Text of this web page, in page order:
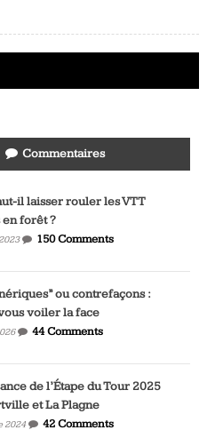
Commentaires
il laisser rouler les VTT
forêt ?
150 Comments
ou contrefaçons :
voiler la face
44 Comments
de l’Étape du Tour 2025
et La Plagne
2024 42 Comments